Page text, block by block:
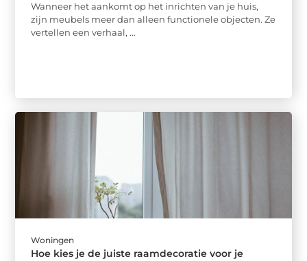
Wanneer het aankomt op het inrichten van je huis,
zijn meubels meer dan alleen functionele objecten. Ze
vertellen een verhaal, ...
Woningen
Hoe kies je de juiste raamdecoratie voor je